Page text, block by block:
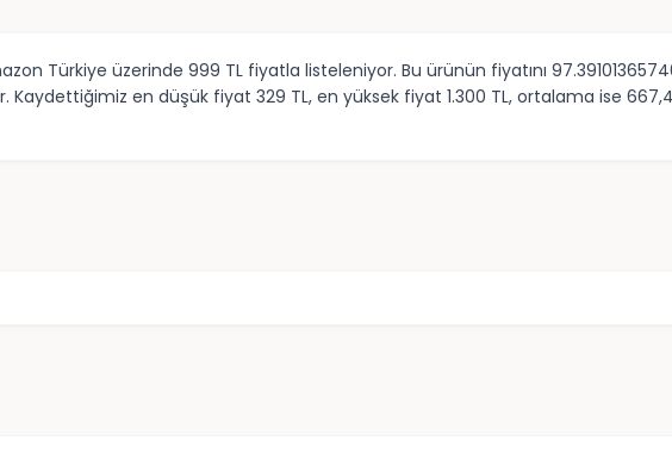
Türkiye üzerinde 999 TL fiyatla listeleniyor. Bu ürünün fiyatını
Kaydettiğimiz en düşük fiyat 329 TL, en yüksek fiyat 1.300 TL, ortalama ise